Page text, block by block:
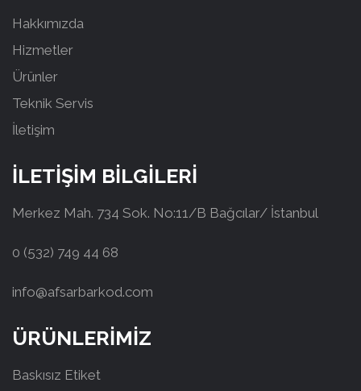
Hakkımızda
Hizmetler
Ürünler
Teknik Servis
İletişim
İLETİŞİM BİLGİLERİ
Merkez Mah. 734 Sok. No:11/B Bağcılar/ İstanbul
0 (532) 749 44 68
info@afsarbarkod.com
ÜRÜNLERİMİZ
Baskısız Etiket